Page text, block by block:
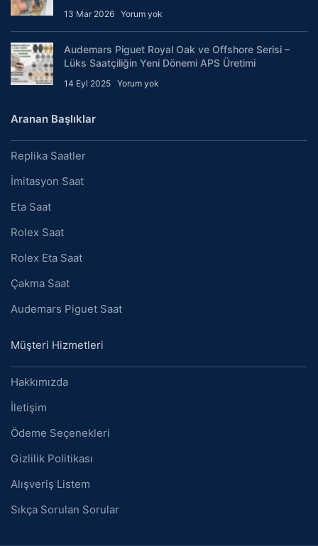
13 Mar 2026 Yorum yok
Audemars Piguet Royal Oak ve Offshore Serisi –
Lüks Saatçiliğin Yeni Dönemi APS Üretimi
14 Eyl 2025 Yorum yok
Aranan Başlıklar
Replika Saatler
İmitasyon Saat
Eta Saat
Rolex Saat
Rolex Eta Saat
Çakma Saat
Audemars Piguet Saat
Müşteri Hizmetleri
Hakkımızda
İletişim
Ödeme Seçenekleri
Gizlilik Politikası
Alışveriş Listem
Sıkça Sorulan Sorular